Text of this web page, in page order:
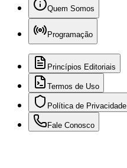
Quem Somos
Programação
Princípios Editoriais
Termos de Uso
Política de Privacidade
Fale Conosco